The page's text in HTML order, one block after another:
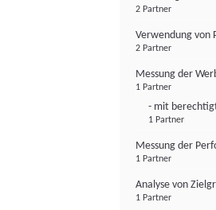
2 Partner
Verwendung von
2 Partner
Messung der
1 Partner
- mit
1 Partner
Messung der
1 Partner
Analyse von
1 Partner